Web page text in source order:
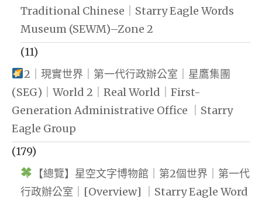
Traditional Chinese｜Starry Eagle Words
Museum (SEWM)–Zone 2
(11)
2｜現實世界｜第一代行政辦公室｜星鷹集團
(SEG)｜World 2｜Real World｜First-
Generation Administrative Office ｜Starry
Eagle Group
(179)
【總覽】星空文字博物館｜第2個世界｜第一代
行政辦公室｜[Overview] ｜Starry Eagle Word